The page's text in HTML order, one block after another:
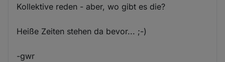
Kollektive reden - aber, wo gibt es die?
Heiße Zeiten stehen da bevor... ;-)
-gwr